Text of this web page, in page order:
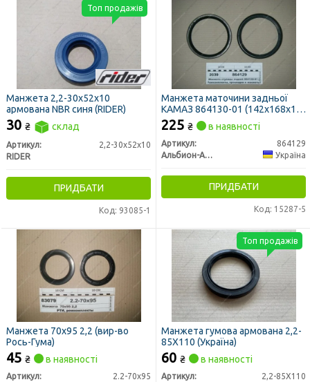
Манжета 2,2-30х52х10
армована NBR синя (RIDER)
30 ₴ склад
Артикул:
2,2-30х52х10
RIDER
ПРИДБАТИ
Код: 93085-1
Топ продажів
Манжета маточини задньої
КАМАЗ 864130-01 (142х168х16)
(вир-во Україна)
225 ₴ в наявності
Артикул:
864129
Альбион-Авто
Україна
ПРИДБАТИ
Код: 15287-5
Манжета 70х95 2,2 (вир-во
Рось-Гума)
45 ₴ в наявності
Артикул:
2.2-70х95
Манжета гумова армована 2,2-
85X110 (Україна)
60 ₴ в наявності
Артикул:
2,2-85X110
Топ продажів